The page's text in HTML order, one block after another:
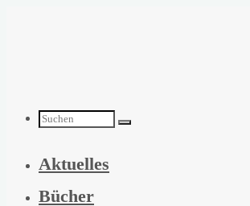
Suchen
nach:
Aktuelles
Bücher